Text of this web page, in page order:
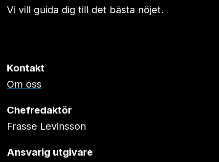
Vi vill guida dig till det bästa nöjet.
Kontakt
Om oss
Chefredaktör
Frasse Levinsson
Ansvarig utgivare